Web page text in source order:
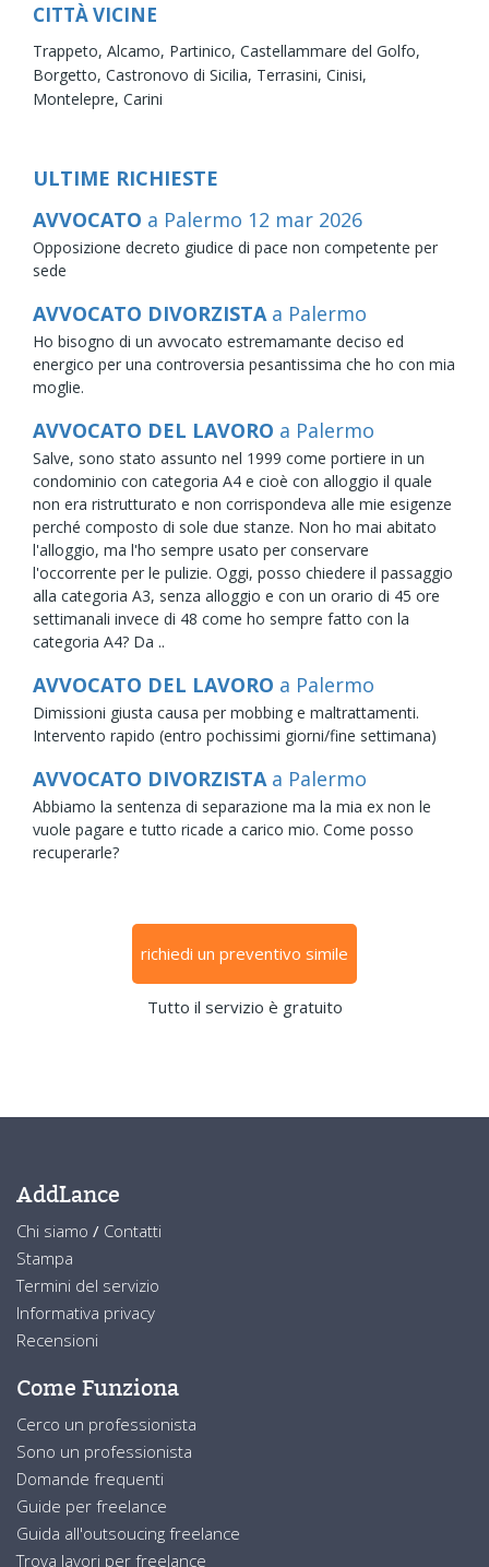
CITTÀ VICINE
Trappeto, Alcamo, Partinico, Castellammare del Golfo,
Borgetto, Castronovo di Sicilia, Terrasini, Cinisi,
Montelepre, Carini
ULTIME RICHIESTE
AVVOCATO a Palermo 12 mar 2026
Opposizione decreto giudice di pace non competente per
sede
AVVOCATO DIVORZISTA a Palermo
Ho bisogno di un avvocato estremamante deciso ed
energico per una controversia pesantissima che ho con mia
moglie.
AVVOCATO DEL LAVORO a Palermo
Salve, sono stato assunto nel 1999 come portiere in un
condominio con categoria A4 e cioè con alloggio il quale
non era ristrutturato e non corrispondeva alle mie esigenze
perché composto di sole due stanze. Non ho mai abitato
l'alloggio, ma l'ho sempre usato per conservare
l'occorrente per le pulizie. Oggi, posso chiedere il passaggio
alla categoria A3, senza alloggio e con un orario di 45 ore
settimanali invece di 48 come ho sempre fatto con la
categoria A4? Da ..
AVVOCATO DEL LAVORO a Palermo
Dimissioni giusta causa per mobbing e maltrattamenti.
Intervento rapido (entro pochissimi giorni/fine settimana)
AVVOCATO DIVORZISTA a Palermo
Abbiamo la sentenza di separazione ma la mia ex non le
vuole pagare e tutto ricade a carico mio. Come posso
recuperarle?
richiedi un preventivo simile
Tutto il servizio è gratuito
AddLance
Chi siamo / Contatti
Stampa
Termini del servizio
Informativa privacy
Recensioni
Come Funziona
Cerco un professionista
Sono un professionista
Domande frequenti
Guide per freelance
Guida all'outsoucing freelance
Trova lavori per freelance